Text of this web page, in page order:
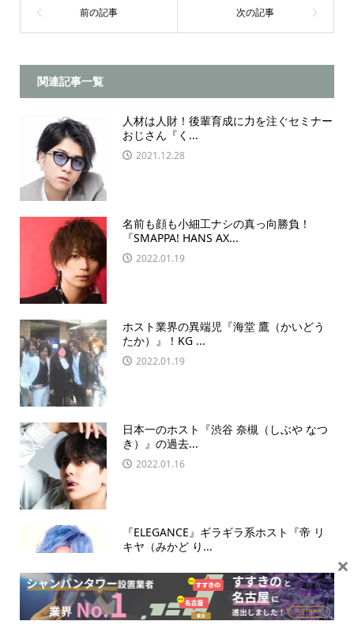
関連記事一覧
人材は人財！後輩育成に力を注ぐセミナー
おじさん『く...
2021.12.28
名前も顔も小細工ナシの真っ向勝負！
『SMAPPA! HANS AX...
2022.01.19
ホスト業界の異端児『海堂 鷹（かいどう
たか）』！KG ...
2022.01.19
日本一のホスト『渋谷 奈槻（しぶや なつ
き）』の過去...
2022.01.16
『ELEGANCE』ギラギラ系ホスト『帝 リ
キヤ（みかど り...
×